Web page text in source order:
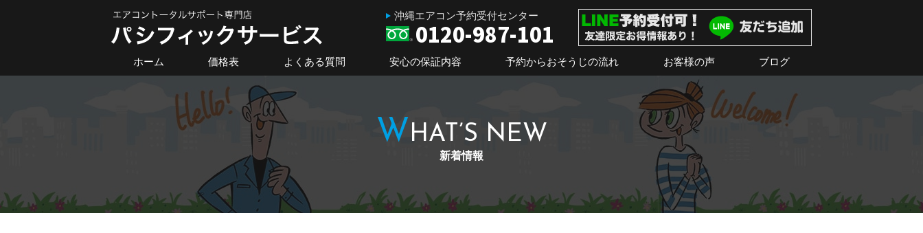
沖縄エアコン予約受付センター
0120-987-101
ホーム 価格表 よくある質問 安心の保証内容 予約からおそうじの流れ お客様の声 ブログ
W HAT’S NEW
新着情報